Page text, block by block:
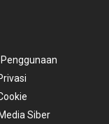
Siber